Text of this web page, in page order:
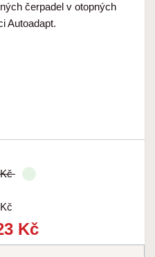
čerpadel v otopných
Autoadapt.
Kč
Kč